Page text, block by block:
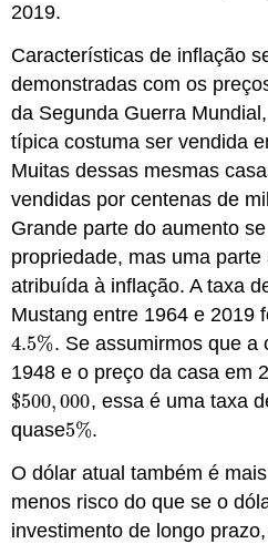
2019.
Características de inflação
demonstradas com os
da Segunda Guerra
típica costuma ser vendida
Muitas dessas mesmas
vendidas por centenas de
Grande parte do aumento
propriedade, mas uma
atribuída à inflação. A taxa
Mustang entre 1964 e 2019
4.5%
4.5%. Se assumirmos que a
1948 e o preço da casa em
$500, 000
$500 ,000, essa é uma taxa
quase5%
5%.
O dólar atual também é
menos risco do que se o
investimento de longo